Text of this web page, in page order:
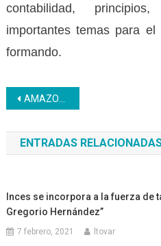
contabilidad,
importantes temas para
formando.
Navegación
de
entradas
AMAZONAS | Se celebró encuentro estratégico entre el PNA y las entidades públicas del Estado Amazonas
ENTRADAS
Inces se incorpora a la fuerza de
Gregorio Hernández”
7 febrero, 2021 ltovar